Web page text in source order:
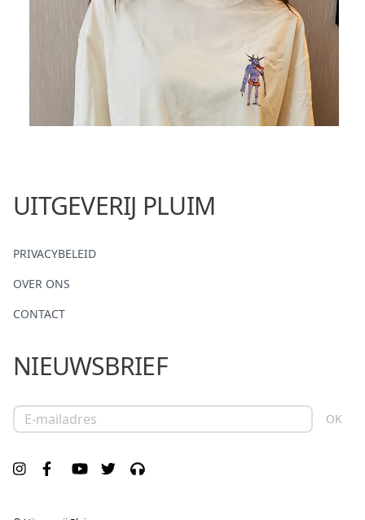
UITGEVERIJ PLUIM
PRIVACYBELEID
OVER ONS
CONTACT
NIEUWSBRIEF
OK